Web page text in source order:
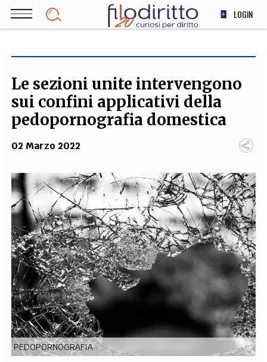
Salta
LOGIN
SOCIETÀ
MEDICINA
SCIENZA
STORIA E FILOSOFIA
TEAM
FILODIRITTO REDAZIONE COMITATO SCIENTIFICO AUTORI CURATORI
FOTOGRAFI PARTNER COLLABORA CON NOI
EXTRA
CODICI RUBRICHE LIBRI PROCEEDINGS PUBBLICITÀ CONTATTI
SOCIAL MEDIA
Le sezioni unite intervengono
sui confini applicativi della
pedopornografia domestica
02 Marzo 2022
PEDOPORNOGRAFIA